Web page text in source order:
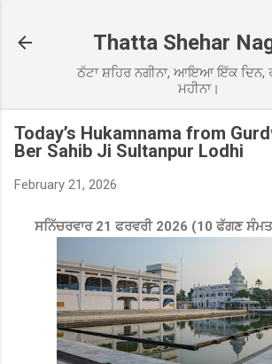
Thatta Shehar
ਠੱਟਾ ਸ਼ਹਿਰ ਨਗੀਨਾ, ਆਇਆ ਇੱਕ ਦਿਨ,
ਮਹੀਨਾ।
Today’s Hukamnama from
Ber Sahib Ji Sultanpur Lodhi
February 21, 2026
ਸਨਿੱਚਰਵਾਰ 21 ਫਰਵਰੀ 2026 (10 ਫੱਗਣ ਸੰਮਤ